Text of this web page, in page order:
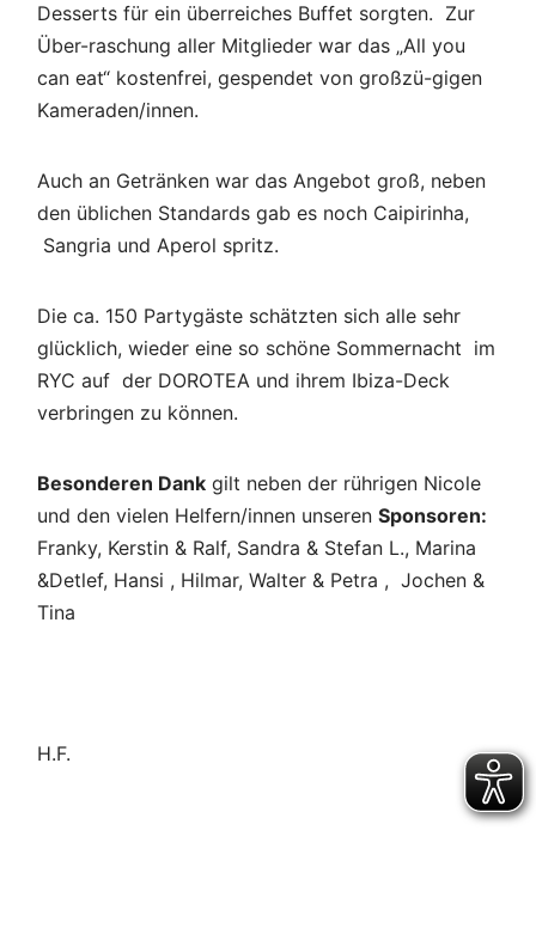
Desserts für ein überreiches Buffet sorgten. Zur
Über-raschung aller Mitglieder war das „All you
can eat“ kostenfrei, gespendet von großzü-gigen
Kameraden/innen.
Auch an Getränken war das Angebot groß, neben
den üblichen Standards gab es noch Caipirinha,
Sangria und Aperol spritz.
Die ca. 150 Partygäste schätzten sich alle sehr
glücklich, wieder eine so schöne Sommernacht im
RYC auf der DOROTEA und ihrem Ibiza-Deck
verbringen zu können.
Besonderen Dank gilt neben der rührigen Nicole
und den vielen Helfern/innen unseren Sponsoren:
Franky, Kerstin & Ralf, Sandra & Stefan L., Marina
&Detlef, Hansi , Hilmar, Walter & Petra , Jochen &
Tina
H.F.